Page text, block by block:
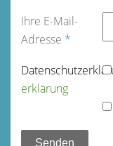
Ihre E-Mail-
Adresse *
erklärung